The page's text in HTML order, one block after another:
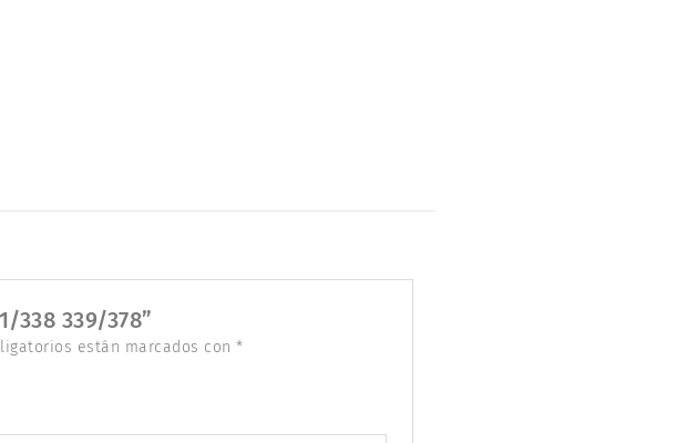
338 339/378”
están marcados con*